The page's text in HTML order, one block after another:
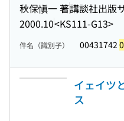
秋保愼一 著講談社出版
2000.10<KS111-G13>
件名（識別子） 00431742
イェイツ
ス